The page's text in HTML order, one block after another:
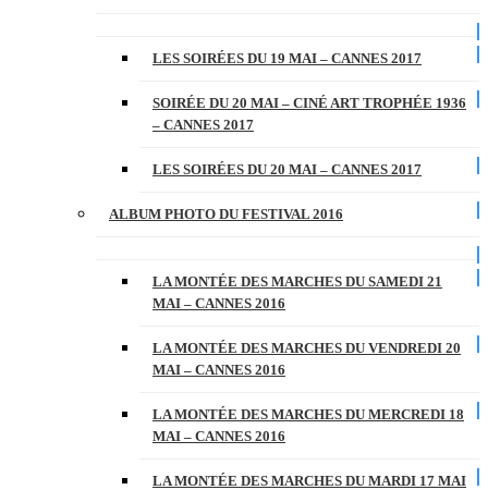
LES SOIRÉES DU 19 MAI – CANNES 2017
SOIRÉE DU 20 MAI – CINÉ ART TROPHÉE 1936
– CANNES 2017
LES SOIRÉES DU 20 MAI – CANNES 2017
ALBUM PHOTO DU FESTIVAL 2016
LA MONTÉE DES MARCHES DU SAMEDI 21
MAI – CANNES 2016
LA MONTÉE DES MARCHES DU VENDREDI 20
MAI – CANNES 2016
LA MONTÉE DES MARCHES DU MERCREDI 18
MAI – CANNES 2016
LA MONTÉE DES MARCHES DU MARDI 17 MAI